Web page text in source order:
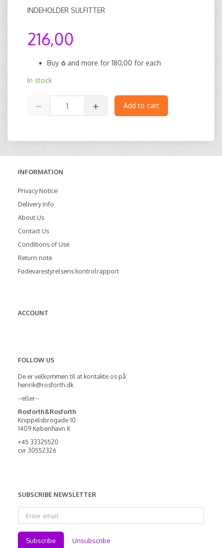
INDEHOLDER SULFITTER
216,00
Buy 6 and more for 180,00 for each
In stock
Add to cart
INFORMATION
Privacy Notice
Delivery Info
About Us
Contact Us
Conditions of Use
Return note
Fødevarestyrelsens kontrolrapport
ACCOUNT
FOLLOW US
De er velkommen til at kontakte os på:
henrik@rosforth.dk
--eller--
Rosforth&Rosforth
Knippelsbrogade 10
1409 København K
+45 33325520
cvr 30552326
SUBSCRIBE NEWSLETTER
email
Subscribe Unsubscribe